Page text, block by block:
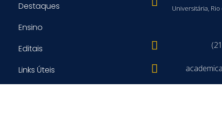
Destaques
Ensino
Editais
Links Úteis
Universitária, Rio